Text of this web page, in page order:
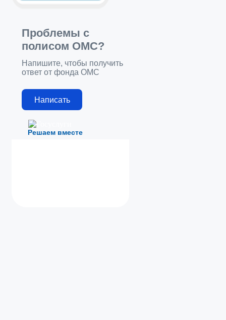
Решаем вместе
Проблемы с
полисом ОМС?
Напишите, чтобы получить
ответ от фонда ОМС
Написать